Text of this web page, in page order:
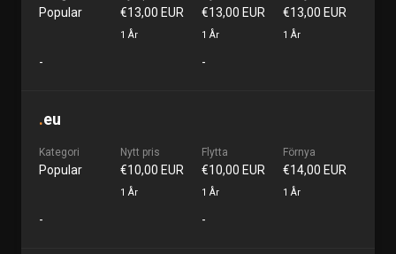
Popular €13,00 EUR
1 År
€13,00 EUR
1 År
€13,00 EUR
1 År
- -
.eu
Kategori
Popular
Nytt pris
€10,00 EUR
1 År
Flytta
€10,00 EUR
1 År
Förnya
€14,00 EUR
1 År
- -